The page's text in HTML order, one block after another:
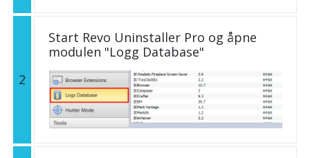
2
Start Revo Uninstaller Pro og åpne
modulen "Logg Database"